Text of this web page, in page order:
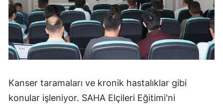
Kanser taramaları ve kronik hastalıklar gibi
konular işleniyor. SAHA Elçileri Eğitimi'ni